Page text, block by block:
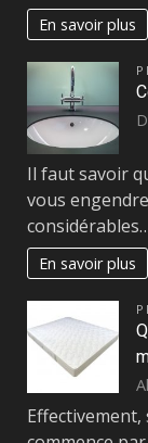
En savoir plus
Il faut savoir
vous
En savoir plus